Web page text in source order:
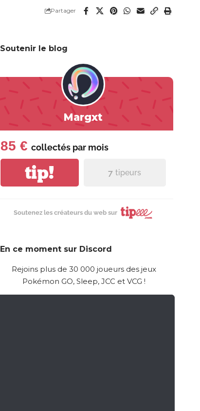
Partager
Soutenir le blog
Margxt
85 € collectés par mois
tip! 7 tipeurs
Soutenez les créateurs du web sur
En ce moment sur Discord
Rejoins plus de 30 000 joueurs des jeux
Pokémon GO, Sleep, JCC et VCG !